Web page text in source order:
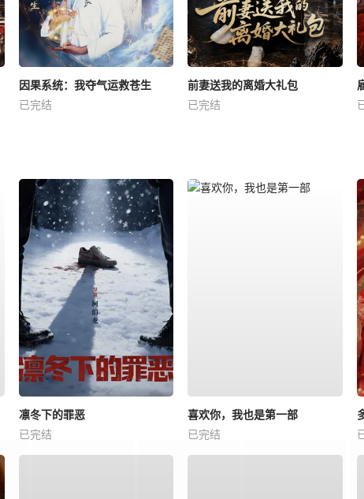
因果系统：我夺气运救苍生
已完结
前妻送我的离婚大礼包
已完结
凛冬下的罪恶
已完结
喜欢你，我也是第一部
已完结